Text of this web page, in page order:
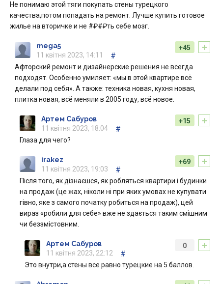
Не понимаю этой тяги покупать стены турецкого
качества,потом попадать на ремонт. Лучше купить готовое
жилье на вторичке и не #₽#₽ть себе мозг.
+
+45
mega5
11 квітня 2023, 14:11
#
Афторский ремонт и дизайнерские решения не всегда
подходят. Особенно умиляет: «мы в этой квартире всё
делали под себя». А также: техника новая, кухня новая,
плитка новая, всё меняли в 2005 году, всё новое.
+
+15
Артем Сабуров
11 квітня 2023, 18:04
#
Глаза для чего?
+
+69
irakez
11 квітня 2023, 19:03
#
Після того, як дізнаєшся, як робляться квартири і будинки
на продаж (це жах, ніколи ні при яких умовах не купувати
гівно, яке з самого початку робиться на продаж), цей
вираз «робили для себе» вже не здається таким смішним
чи беззмістовним.
+
0
Артем Сабуров
11 квітня 2023, 22:12
#
Это внутри,а стены все равно турецкие на 5 баллов.